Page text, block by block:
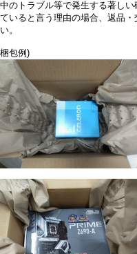
中のトラブル等で発生する著し
ていると言う理由の場合、返品
い。
梱包例)